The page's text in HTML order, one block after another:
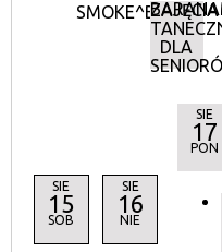
SMOKE^BLUES
ZAJĘCIA
DLA
SIE
15
SOB
SIE
16
NIE
SIE
17
PON